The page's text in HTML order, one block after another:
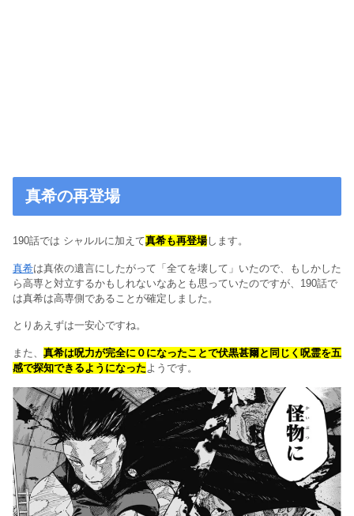
真希の再登場
190話では シャルルに加えて真希も再登場します。
真希は真依の遺言にしたがって「全てを壊して」いたので、もしかした
ら高専と対立するかもしれないなあとも思っていたのですが、190話で
は真希は高専側であることが確定しました。
とりあえずは一安心ですね。
また、 真希は呪力が完全に０になったことで伏黒甚爾と同じく呪霊を五
感で探知できるようになった ようです。